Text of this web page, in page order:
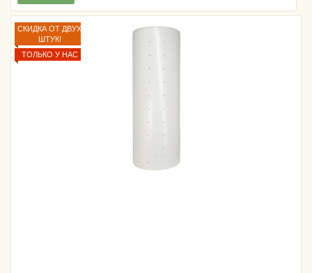
СКИДКА ОТ ДВУХ
ШТУК!
ТОЛЬКО У НАС